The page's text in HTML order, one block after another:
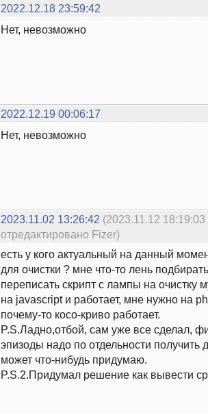
2022.12.18 23:59:42
Нет, невозможно
2022.12.19 00:06:17
Нет, невозможно
2023.11.02 13:26:42 (2023.11.12 18:19:03
отредактировано Fizer)
есть у кого актуальный на данный
для очистки ? мне что-то лень
переписать скрипт с лампы на очистку
на javascript и работает, мне нужно на
почему-то косо-криво работает.
P.S.Ладно,отбой, сам уже все сделал,
эпизоды надо по отдельности получить
может что-нибудь придумаю.
P.S.2.Придумал решение как вывести